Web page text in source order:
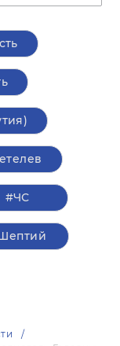
#ЧС